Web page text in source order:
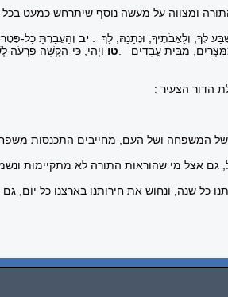
ומצווה על מעשה נוסף שיתרחש כמעט בכל
לְךָ, וְלַאֲבֹתֶיךָ; וּנְתָנָהּ, לָךְ יב וְהַעֲבַרְתָּ כָל-
מִבֵּית עֲבָדִים טו וַיְהִי, כִּי-הִקְשָׁה פַרְעֹה
הדור הצעיר :
של המשפחה ושל העם, מחייבים התכנסות
אצל מי שהוראות התורה לא מתקיימות
שנה, ונחוש את חירותנו בארצנו כל יום, גם